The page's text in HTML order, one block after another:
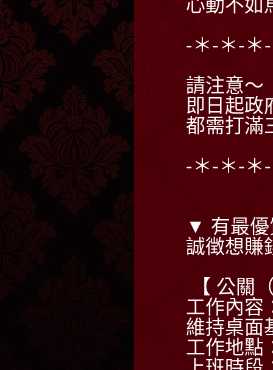
心動不如
-＊-＊-＊
請注意～
即日起政
都需打滿
-＊-＊-＊
▼ 有最
誠徴想賺
【 公關
工作內容
維持桌面
工作地點